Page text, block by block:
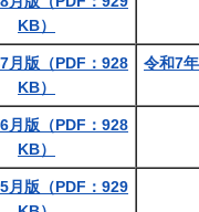
KB）
月版（PDF：928
KB）
令和7
月版（PDF：928
KB）
月版（PDF：929